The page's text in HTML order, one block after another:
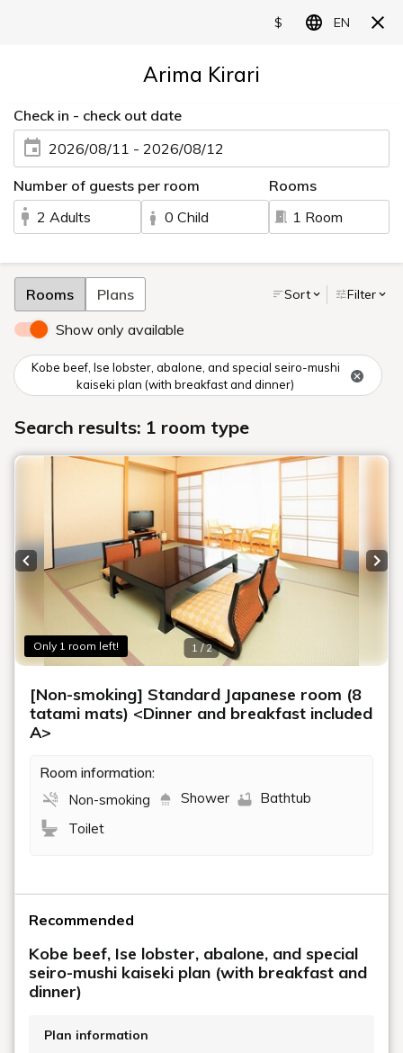
ひととき、いつまでも